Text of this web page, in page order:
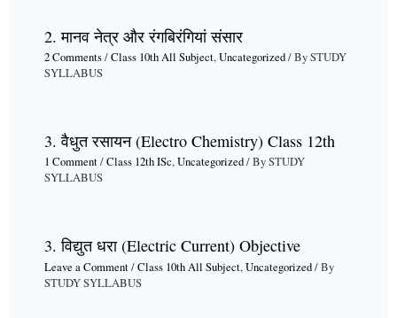
2. मानव नेत्र और रंगबिरंगियां संसार
2 Comments/Class 10th All Subject,Uncategorized/ BySTUDY
SYLLABUS
3. वैधुत रसायन (Electro Chemistry) Class 12th
1 Comment/Class 12th ISc,Uncategorized/ BySTUDY
SYLLABUS
3. विद्युत धरा (Electric Current) Objective
Leave a Comment/Class 10th All Subject,Uncategorized/ By
STUDY SYLLABUS